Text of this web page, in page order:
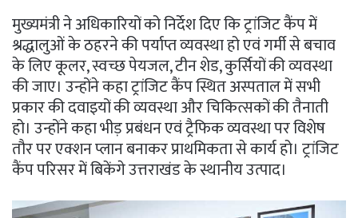
मुख्यमंत्री ने अधिकारियों को निर्देश दिए कि ट्रांजिट कैंप में
श्रद्धालुओं के ठहरने की पर्याप्त व्यवस्था हो एवं गर्मी से बचाव
के लिए कूलर, स्वच्छ पेयजल, टीन शेड, कुर्सियों की व्यवस्था
की जाए। उन्होंने कहा ट्रांजिट कैंप स्थित अस्पताल में सभी
प्रकार की दवाइयों की व्यवस्था और चिकित्सकों की तैनाती
हो। उन्होंने कहा भीड़ प्रबंधन एवं ट्रैफिक व्यवस्था पर विशेष
तौर पर एक्शन प्लान बनाकर प्राथमिकता से कार्य हो। ट्रांजिट
कैंप परिसर में बिकेंगे उत्तराखंड के स्थानीय उत्पाद।